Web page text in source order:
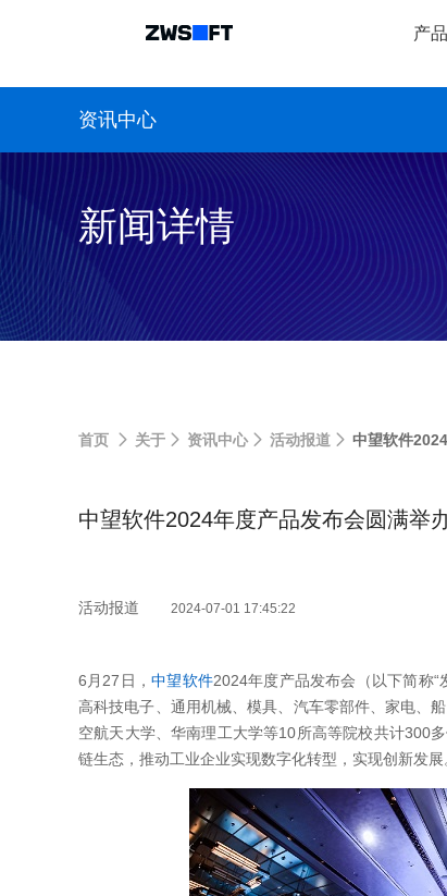
产品
新闻详情
资讯中心
首页 关于 资讯中心 活动报道 中望软件
中望软件2024年度产品发布会圆满举
活动报道 2024-07-01 17:45:22
6月27日，中望软件2024年度产品发布会（以下简称
高科技电子、通用机械、模具、汽车零部件、家电、
空航天大学、华南理工大学等10所高等院校共计300
链生态，推动工业企业实现数字化转型，实现创新发展